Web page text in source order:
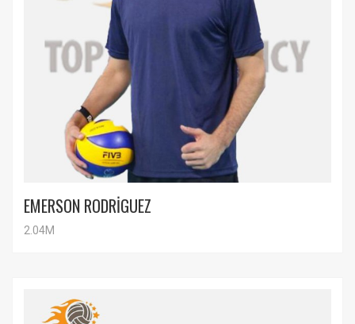
EMERSON RODRİGUEZ
2.04M